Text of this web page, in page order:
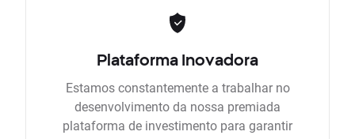
Plataforma Inovadora
Estamos constantemente a trabalhar no
desenvolvimento da nossa premiada
plataforma de investimento para garantir